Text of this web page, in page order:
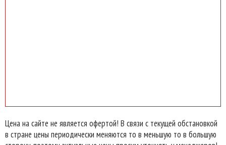
Цена на сайте не является офертой! В связи с текущей обстановкой
в стране цены периодически меняются то в меньшую то в большую